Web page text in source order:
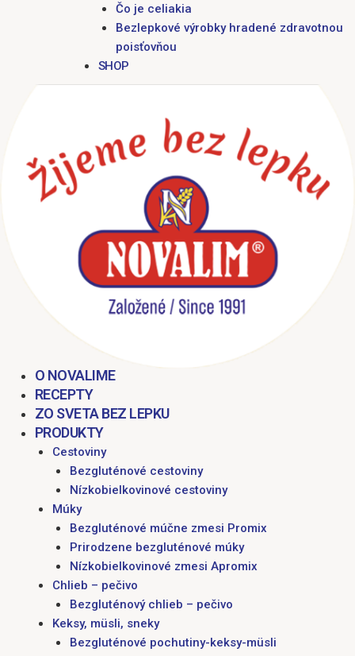
Čo je celiakia
Bezlepkové výrobky hradené zdravotnou
poisťovňou
SHOP
O NOVALIME
RECEPTY
ZO SVETA BEZ LEPKU
PRODUKTY
Cestoviny
Bezgluténové cestoviny
Nízkobielkovinové cestoviny
Múky
Bezgluténové múčne zmesi Promix
Prirodzene bezgluténové múky
Nízkobielkovinové zmesi Apromix
Chlieb – pečivo
Bezgluténový chlieb – pečivo
Keksy, müsli, sneky
Bezgluténové pochutiny-keksy-müsli